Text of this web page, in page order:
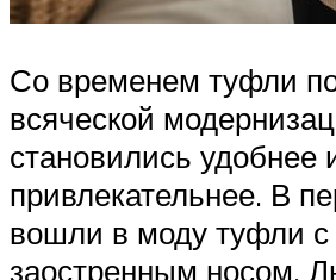
Со временем туфли
всяческой
становились удобнее
привлекательнее. В
вошли в моду туфли с
заостренным носом.